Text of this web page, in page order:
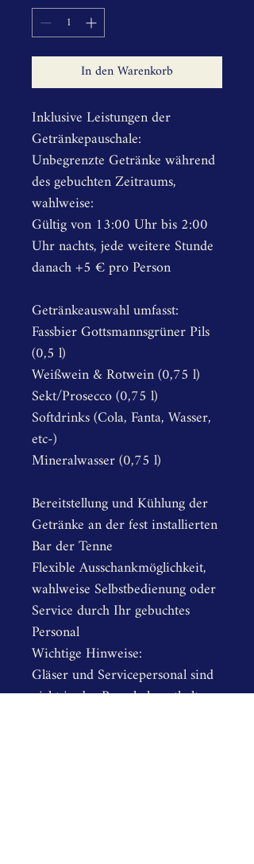
In den Warenkorb
Inklusive Leistungen der
Getränkepauschale:
Unbegrenzte Getränke während
des gebuchten Zeitraums,
wahlweise:
Gültig von 13:00 Uhr bis 2:00
Uhr nachts, jede weitere Stunde
danach +5 € pro Person
Getränkeauswahl umfasst:
Fassbier Gottsmannsgrüner Pils
(0,5 l)
Weißwein & Rotwein (0,75 l)
Sekt/Prosecco (0,75 l)
Softdrinks (Cola, Fanta, Wasser,
etc-)
Mineralwasser (0,75 l)
Bereitstellung und Kühlung der
Getränke an der fest installierten
Bar der Tenne
Flexible Ausschankmöglichkeit,
wahlweise Selbstbedienung oder
Service durch Ihr gebuchtes
Personal
Wichtige Hinweise:
Gläser und Servicepersonal sind
nicht in der Pauschale enthalten.